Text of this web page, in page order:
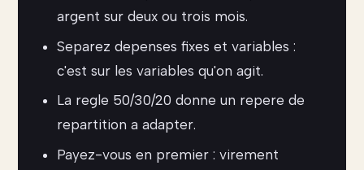
argent sur deux ou trois mois.
Separez depenses fixes et variables :
c'est sur les variables qu'on agit.
La regle 50/30/20 donne un repere de
repartition a adapter.
Payez-vous en premier : virement